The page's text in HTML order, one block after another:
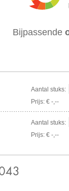
Bijpassende
Aantal stuks:
Prijs: € -,--
Aantal stuks:
Prijs: € -,--